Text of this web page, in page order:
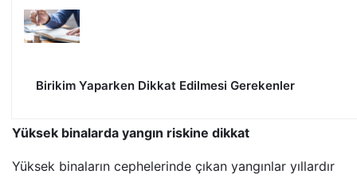
Birikim Yaparken Dikkat Edilmesi Gerekenler
Yüksek binalarda yangın riskine dikkat
Yüksek binaların cephelerinde çıkan yangınlar yıllardır